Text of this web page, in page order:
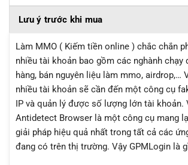
Lưu ý trước khi mua
Làm MMO ( Kiếm tiền online ) chắc chắn
nhiều tài khoản bao gồm các nghành chạy
hàng, bán nguyên liệu làm mmo, airdrop,…
nhiều tài khoản sẽ cần đến một công cụ
IP và quản lý được số lượng lớn tài khoản.
Antidetect Browser là một công cụ mang
giải pháp hiệu quả nhất trong tất cả các
đang có trên thị trường. Vậy GPMLogin là